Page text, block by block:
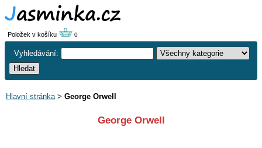
Položek v košíku 0
Vyhledávání:
Hlavní stránka> George Orwell
George Orwell